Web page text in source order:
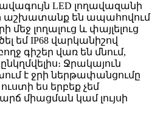
LED լողավազանի
աշխատանք են ապահովում
մեջ լողալուց և փայլելուց
եմ IP68 վարկանիշով
գիշեր վառ են մնում,
Ջրակայուն
է ջրի ներթափանցումը
ես երբեք չեմ
միացման կամ լույսի